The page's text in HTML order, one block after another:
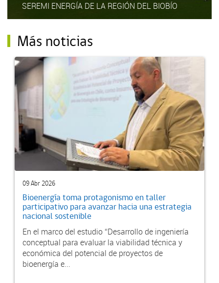
SEREMI ENERGÍA DE LA REGIÓN DEL BIOBÍO
Más noticias
09 Abr 2026
Bioenergía toma protagonismo en taller
participativo para avanzar hacia una estrategia
nacional sostenible
En el marco del estudio “Desarrollo de ingeniería
conceptual para evaluar la viabilidad técnica y
económica del potencial de proyectos de
bioenergía e...